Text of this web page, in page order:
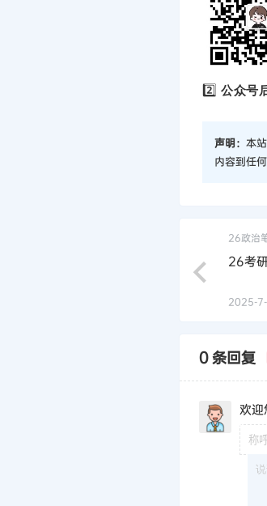
2️⃣公众号
声明： 本
内容到任
26政治
26考
2025-
0 条回复
欢迎